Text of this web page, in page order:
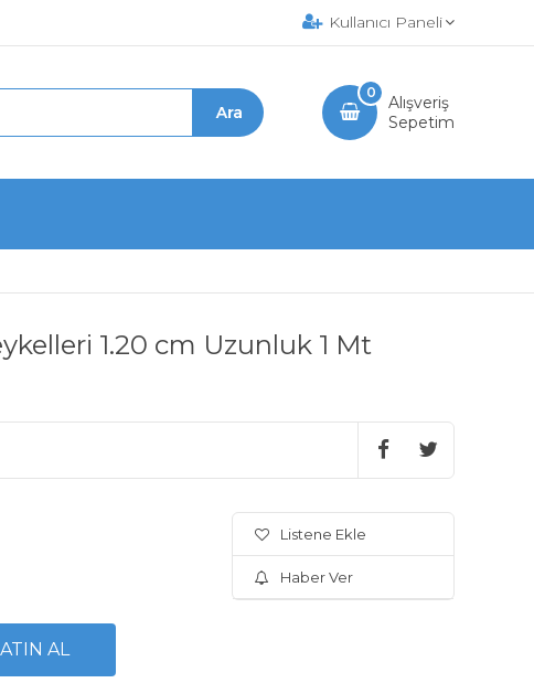
Kullanıcı Paneli
Alışveriş
Sepetim
0
1.20 cm Uzunluk 1 Mt
Listene Ekle
Haber Ver